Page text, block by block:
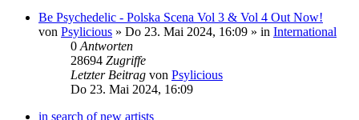
Be Psychedelic - Polska Scena Vol 3 & Vol 4 Out Now!
von Psylicious » Do 23. Mai 2024, 16:09 » in International
0 Antworten
28694 Zugriffe
Letzter Beitrag von Psylicious
Do 23. Mai 2024, 16:09
in search of new artists